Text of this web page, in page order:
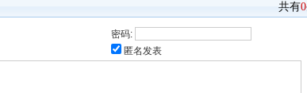
共有0
密码:
匿名发表